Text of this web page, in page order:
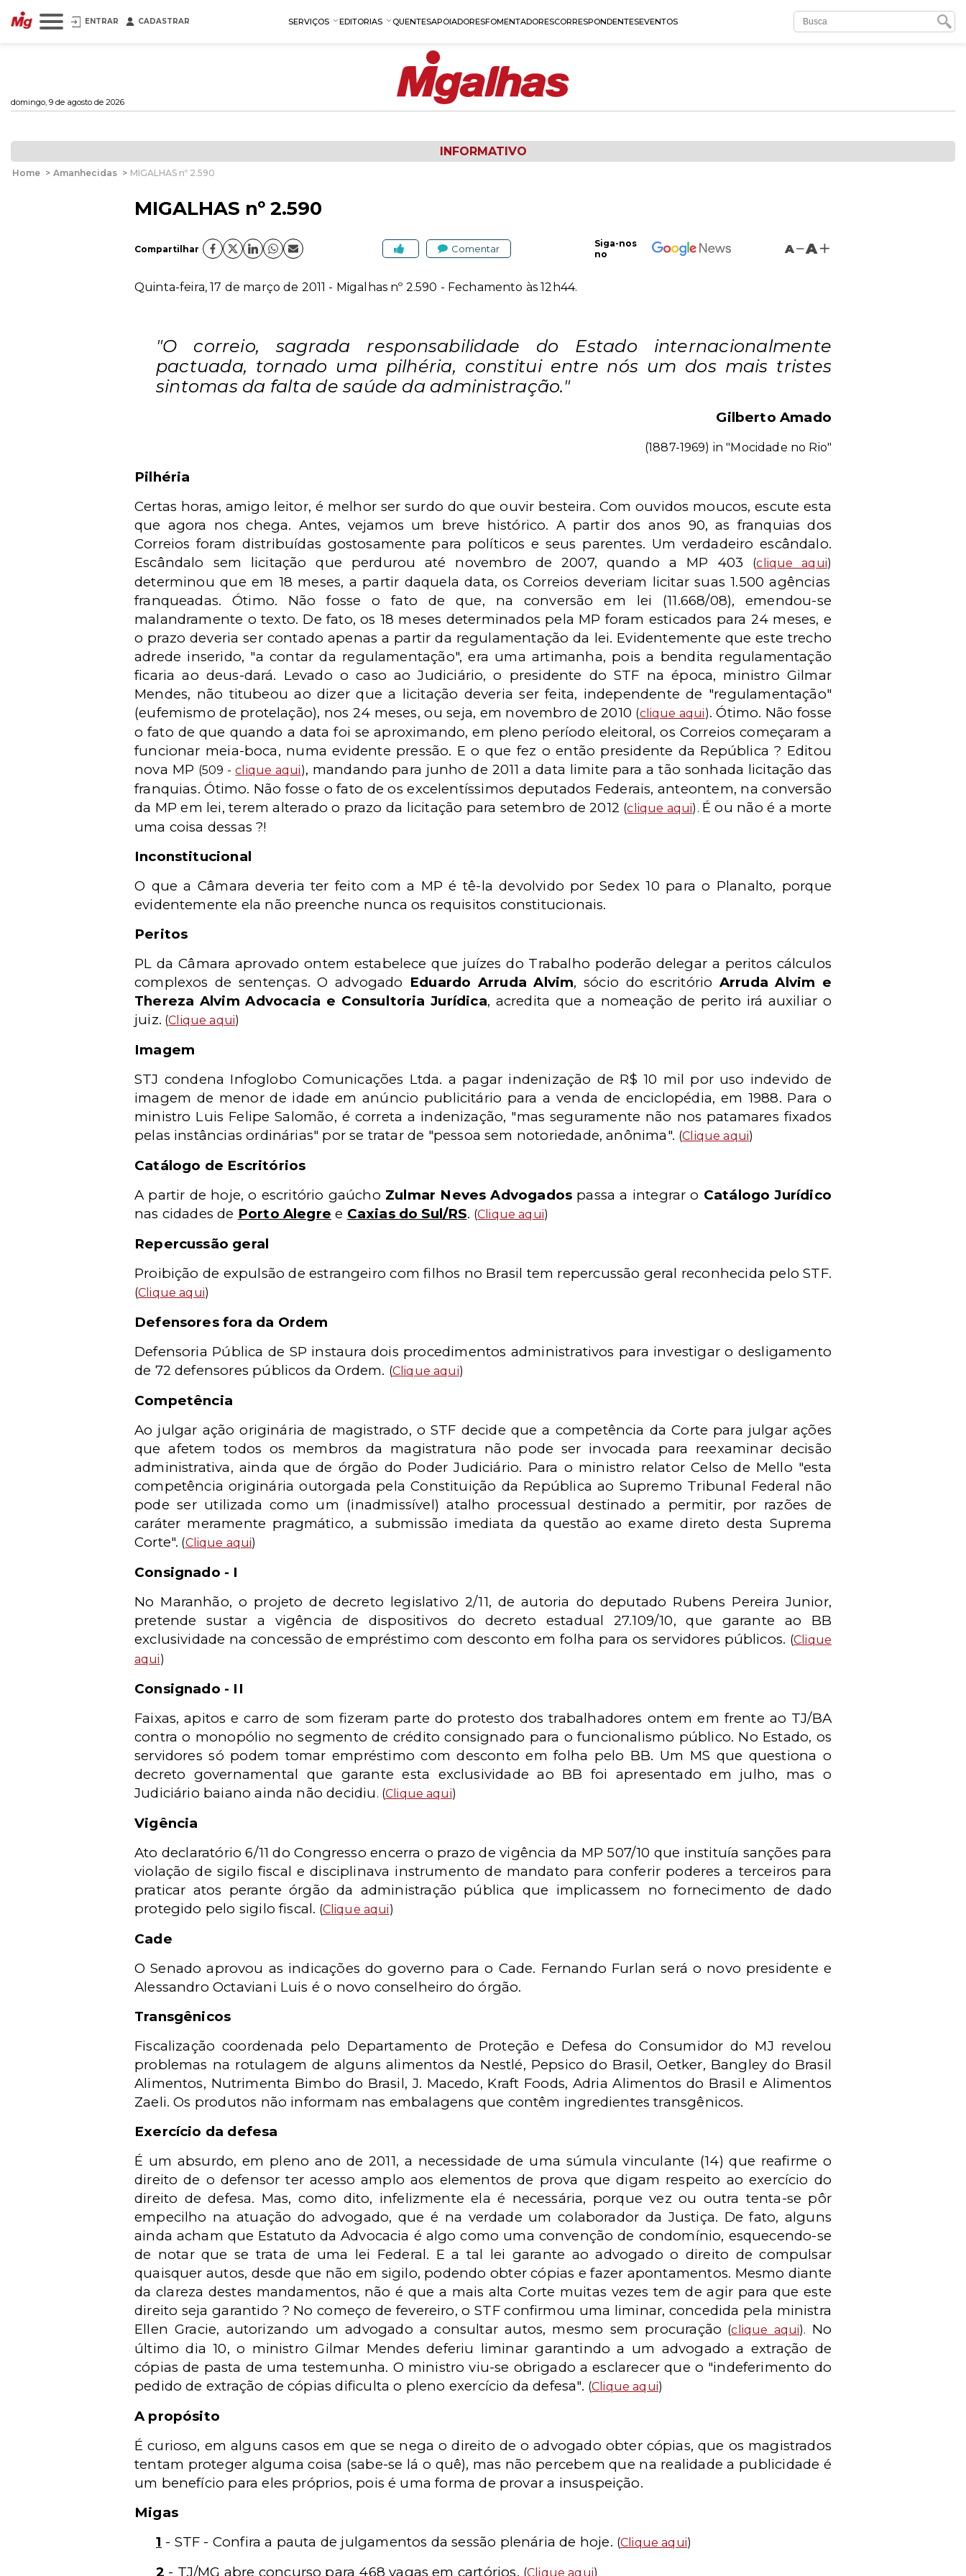
ENTRAR CADASTRAR SERVIÇOS EDITORIAS QUENTESAPOIADORESFOMENTADORESCORRESPONDENTESEVENTOS
domingo, 9 de agosto de 2026
INFORMATIVO
Home > Amanhecidas > MIGALHAS nº 2.590
MIGALHAS nº 2.590
Compartilhar Comentar
Siga-nos
no
A A
Quinta-feira, 17 de março de 2011 - Migalhas nº 2.590 - Fechamento às 12h44.
"O correio, sagrada responsabilidade do Estado internacionalmente
pactuada, tornado uma pilhéria, constitui entre nós um dos mais tristes
sintomas da falta de saúde da administração."
Gilberto Amado
(1887-1969) in "Mocidade no Rio"
Pilhéria
Certas horas, amigo leitor, é melhor ser surdo do que ouvir besteira. Com ouvidos moucos, escute esta
que agora nos chega. Antes, vejamos um breve histórico. A partir dos anos 90, as franquias dos
Correios foram distribuídas gostosamente para políticos e seus parentes. Um verdadeiro escândalo.
Escândalo sem licitação que perdurou até novembro de 2007, quando a MP 403
(clique aqui)
determinou que em 18 meses, a partir daquela data, os Correios deveriam licitar suas 1.500 agências
franqueadas. Ótimo. Não fosse o fato de que, na conversão em lei (11.668/08), emendou-se
malandramente o texto. De fato, os 18 meses determinados pela MP foram esticados para 24 meses, e
o prazo deveria ser contado apenas a partir da regulamentação da lei. Evidentemente que este trecho
adrede inserido, "a contar da regulamentação", era uma artimanha, pois a bendita regulamentação
ficaria ao deus-dará. Levado o caso ao Judiciário, o presidente do STF na época, ministro Gilmar
Mendes, não titubeou ao dizer que a licitação deveria ser feita, independente de "regulamentação"
(eufemismo de protelação), nos 24 meses, ou seja, em novembro de 2010 (clique aqui). Ótimo. Não fosse
o fato de que quando a data foi se aproximando, em pleno período eleitoral, os Correios começaram a
funcionar meia-boca, numa evidente pressão. E o que fez o então presidente da República ? Editou
nova MP (509 -clique aqui), mandando para junho de 2011 a data limite para a tão sonhada licitação das
franquias. Ótimo. Não fosse o fato de os excelentíssimos deputados Federais, anteontem, na conversão
da MP em lei, terem alterado o prazo da licitação para setembro de 2012 (clique aqui). É ou não é a morte
uma coisa dessas ?!
Inconstitucional
O que a Câmara deveria ter feito com a MP é tê-la devolvido por Sedex 10 para o Planalto, porque
evidentemente ela não preenche nunca os requisitos constitucionais.
Peritos
PL da Câmara aprovado ontem estabelece que juízes do Trabalho poderão delegar a peritos cálculos
complexos de sentenças. O advogado Eduardo Arruda Alvim, sócio do escritório Arruda Alvim e
Thereza Alvim Advocacia e Consultoria Jurídica, acredita que a nomeação de perito irá auxiliar o
juiz. (Clique aqui)
Imagem
STJ condena Infoglobo Comunicações Ltda. a pagar indenização de R$ 10 mil por uso indevido de
imagem de menor de idade em anúncio publicitário para a venda de enciclopédia, em 1988. Para o
ministro Luis Felipe Salomão, é correta a indenização, "mas seguramente não nos patamares fixados
pelas instâncias ordinárias" por se tratar de "pessoa sem notoriedade, anônima". (Clique aqui)
Catálogo de Escritórios
A partir de hoje, o escritório gaúcho Zulmar Neves Advogados passa a integrar o Catálogo Jurídico
nas cidades de Porto Alegre e Caxias do Sul/RS. (Clique aqui)
Repercussão geral
Proibição de expulsão de estrangeiro com filhos no Brasil tem repercussão geral reconhecida pelo STF.
(Clique aqui)
Defensores fora da Ordem
Defensoria Pública de SP instaura dois procedimentos administrativos para investigar o desligamento
de 72 defensores públicos da Ordem. (Clique aqui)
Competência
Ao julgar ação originária de magistrado, o STF decide que a competência da Corte para julgar ações
que afetem todos os membros da magistratura não pode ser invocada para reexaminar decisão
administrativa, ainda que de órgão do Poder Judiciário. Para o ministro relator Celso de Mello "esta
competência originária outorgada pela Constituição da República ao Supremo Tribunal Federal não
pode ser utilizada como um (inadmissível) atalho processual destinado a permitir, por razões de
caráter meramente pragmático, a submissão imediata da questão ao exame direto desta Suprema
Corte". (Clique aqui)
Consignado - I
No Maranhão, o projeto de decreto legislativo 2/11, de autoria do deputado Rubens Pereira Junior,
pretende sustar a vigência de dispositivos do decreto estadual 27.109/10, que garante ao BB
exclusividade na concessão de empréstimo com desconto em folha para os servidores públicos. (Clique
aqui)
Consignado - II
Faixas, apitos e carro de som fizeram parte do protesto dos trabalhadores ontem em frente ao TJ/BA
contra o monopólio no segmento de crédito consignado para o funcionalismo público. No Estado, os
servidores só podem tomar empréstimo com desconto em folha pelo BB. Um MS que questiona o
decreto governamental que garante esta exclusividade ao BB foi apresentado em julho, mas o
Judiciário baiano ainda não decidiu . (Clique aqui)
Vigência
Ato declaratório 6/11 do Congresso encerra o prazo de vigência da MP 507/10 que instituía sanções para
violação de sigilo fiscal e disciplinava instrumento de mandato para conferir poderes a terceiros para
praticar atos perante órgão da administração pública que implicassem no fornecimento de dado
protegido pelo sigilo fiscal. (Clique aqui)
Cade
O Senado aprovou as indicações do governo para o Cade. Fernando Furlan será o novo presidente e
Alessandro Octaviani Luis é o novo conselheiro do órgão.
Transgênicos
Fiscalização coordenada pelo Departamento de Proteção e Defesa do Consumidor do MJ revelou
problemas na rotulagem de alguns alimentos da Nestlé, Pepsico do Brasil, Oetker, Bangley do Brasil
Alimentos, Nutrimenta Bimbo do Brasil, J. Macedo, Kraft Foods, Adria Alimentos do Brasil e Alimentos
Zaeli. Os produtos não informam nas embalagens que contêm ingredientes transgênicos.
Exercício da defesa
É um absurdo, em pleno ano de 2011, a necessidade de uma súmula vinculante (14) que reafirme o
direito de o defensor ter acesso amplo aos elementos de prova que digam respeito ao exercício do
direito de defesa. Mas, como dito, infelizmente ela é necessária, porque vez ou outra tenta-se pôr
empecilho na atuação do advogado, que é na verdade um colaborador da Justiça. De fato, alguns
ainda acham que Estatuto da Advocacia é algo como uma convenção de condomínio, esquecendo-se
de notar que se trata de uma lei Federal. E a tal lei garante ao advogado o direito de compulsar
quaisquer autos, desde que não em sigilo, podendo obter cópias e fazer apontamentos. Mesmo diante
da clareza destes mandamentos, não é que a mais alta Corte muitas vezes tem de agir para que este
direito seja garantido ? No começo de fevereiro, o STF confirmou uma liminar, concedida pela ministra
Ellen Gracie, autorizando um advogado a consultar autos, mesmo sem procuração (clique aqui). No
último dia 10, o ministro Gilmar Mendes deferiu liminar garantindo a um advogado a extração de
cópias de pasta de uma testemunha. O ministro viu-se obrigado a esclarecer que o "indeferimento do
pedido de extração de cópias dificulta o pleno exercício da defesa". (Clique aqui)
A propósito
É curioso, em alguns casos em que se nega o direito de o advogado obter cópias, que os magistrados
tentam proteger alguma coisa (sabe-se lá o quê), mas não percebem que na realidade a publicidade é
um benefício para eles próprios, pois é uma forma de provar a insuspeição.
Migas
1 - STF - Confira a pauta de julgamentos da sessão plenária de hoje. (Clique aqui)
2 - TJ/MG abre concurso para 468 vagas em cartórios. (Clique aqui)